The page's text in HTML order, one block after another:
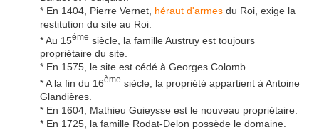
* En 1404, Pierre Vernet, héraut d'armes du Roi, exige la
restitution du site au Roi.
* Au 15ème siècle, la famille Austruy est toujours
propriétaire du site.
* En 1575, le site est cédé à Georges Colomb.
* A la fin du 16ème siècle, la propriété appartient à Antoine
Glandières.
* En 1604, Mathieu Guieysse est le nouveau propriétaire.
* En 1725, la famille Rodat-Delon possède le domaine.